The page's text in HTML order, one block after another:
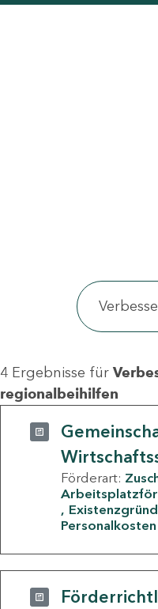
4 Ergebnisse für
regionalbeihilfen
Förderart:
Personalkosten